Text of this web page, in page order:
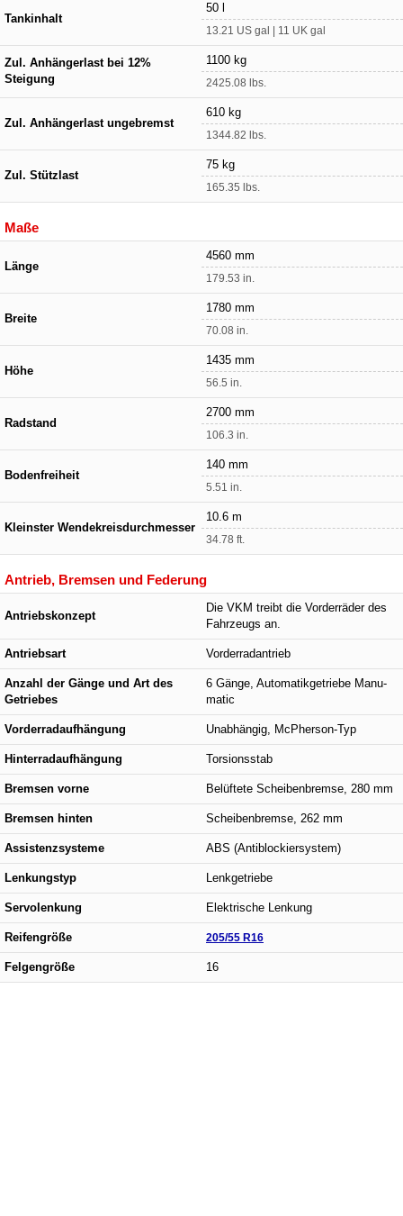
Tankinhalt
50 l
13.21 US gal | 11 UK gal
Zul. Anhängerlast bei 12%
Steigung
1100 kg
2425.08 lbs.
Zul. Anhängerlast ungebremst
610 kg
1344.82 lbs.
Zul. Stützlast
75 kg
165.35 lbs.
Maße
Länge
4560 mm
179.53 in.
Breite
1780 mm
70.08 in.
Höhe
1435 mm
56.5 in.
Radstand
2700 mm
106.3 in.
Bodenfreiheit
140 mm
5.51 in.
Kleinster Wendekreisdurchmesser
10.6 m
34.78 ft.
Antrieb, Bremsen und Federung
Antriebskonzept
Die VKM treibt die Vorderräder des
Fahrzeugs an.
Antriebsart Vorderradantrieb
Anzahl der Gänge und Art des
Getriebes
6 Gänge, Automatikgetriebe Manu-
matic
Vorderradaufhängung Unabhängig, McPherson-Typ
Hinterradaufhängung Torsionsstab
Bremsen vorne Belüftete Scheibenbremse, 280 mm
Bremsen hinten Scheibenbremse, 262 mm
Assistenzsysteme ABS (Antiblockiersystem)
Lenkungstyp Lenkgetriebe
Servolenkung Elektrische Lenkung
Reifengröße 205/55 R16
Felgengröße 16